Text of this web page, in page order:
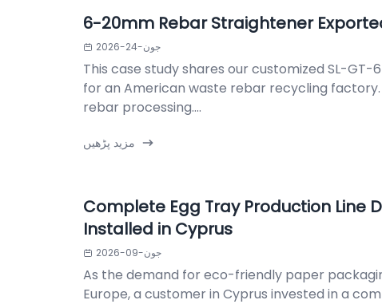
6-20mm Rebar Straightener
جون-24-2026
This case study shares our customized SL-
for an American waste rebar recycling
rebar processing....
مزید پڑھیں
Complete Egg Tray Production Line
Installed in Cyprus
جون-09-2026
As the demand for eco-friendly paper
Europe, a customer in Cyprus invested in a